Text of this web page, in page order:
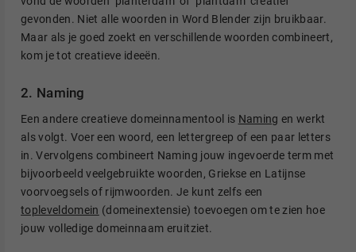
gevonden. Niet alle woorden in Word Blender zijn bruikbaar.
Maar als je goed zoekt en verschillende woorden combineert,
kom je tot creatieve ideeën.
2. Naming
Een andere creatieve domeinnamentool is Naming en werkt
als volgt. Voer een woord, een lettergreep of een paar letters
in. Vervolgens combineert Naming jouw ingevoerde term met
bijvoorbeeld veelgebruikte woorden, Griekse en Latijnse
voorvoegsels of rijmwoorden. Je kunt zelfs een
topleveldomein (domeinextensie) toevoegen om te zien hoe
jouw volledige domeinnaam eruitziet.